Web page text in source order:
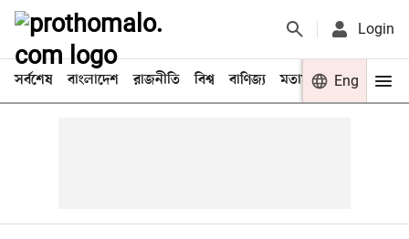
Login
সর্বশেষ বাংলাদেশ রাজনীতি বিশ্ব বাণিজ্য মতামত খেলা
Eng